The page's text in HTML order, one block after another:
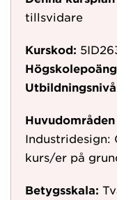
tillsvidare
Kurskod:
Industridesign:
kurs/er på
Betygsskala: